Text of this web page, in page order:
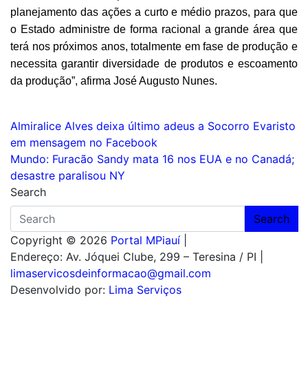
planejamento das ações a curto e médio prazos, para que
o Estado administre de forma racional a grande área que
terá nos próximos anos, totalmente em fase de produção e
necessita garantir diversidade de produtos e escoamento
da produção”, afirma José Augusto Nunes.
Navegação
de
Post
Almiralice Alves deixa último adeus a Socorro Evaristo
em mensagem no Facebook
Mundo: Furacão Sandy mata 16 nos EUA e no Canadá;
desastre paralisou NY
Search
Search
Copyright © 2026 Portal MPiauí
Endereço: Av. Jóquei Clube, 299 – Teresina / PI
limaservicosdeinformacao@gmail.com
Desenvolvido por: Lima Serviços